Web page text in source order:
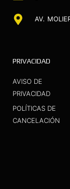
AV.
PRIVACIDAD
AVISO DE
PRIVACIDAD
POLÍTICAS DE
CANCELACIÓN